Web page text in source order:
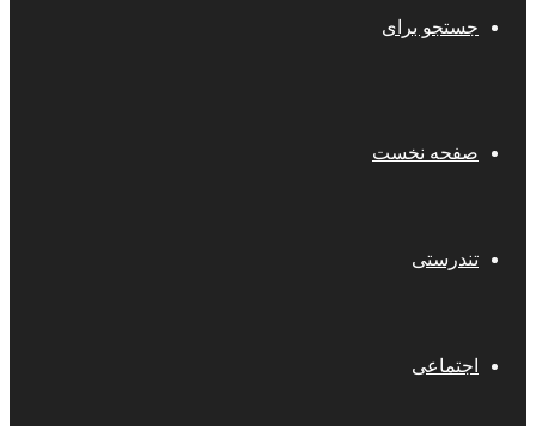
جستجو برای
صفحه نخست
تندرستی
اجتماعی